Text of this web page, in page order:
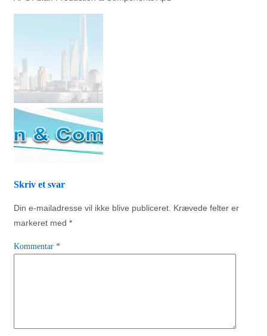
Skriv et svar
Din e-mailadresse vil ikke blive publiceret. Krævede felter er
markeret med *
Kommentar *